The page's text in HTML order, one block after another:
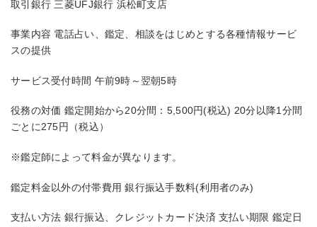
取引銀行 三菱UFJ銀行 浜松町支店
事業内容 電話占い、鑑定、相談をはじめとする各種情報サービ
スの提供
サービス受付時間 午前9時～翌朝5時
役務の対価 鑑定開始から20分間：5,500円(税込) 20分以降1分間
ごとに275円（税込）
※鑑定師によって料金が異なります。
鑑定料金以外の付帯費用 銀行振込手数料(利用者のみ)
支払い方法 銀行振込、クレジットカード決済 支払い期限 鑑定日